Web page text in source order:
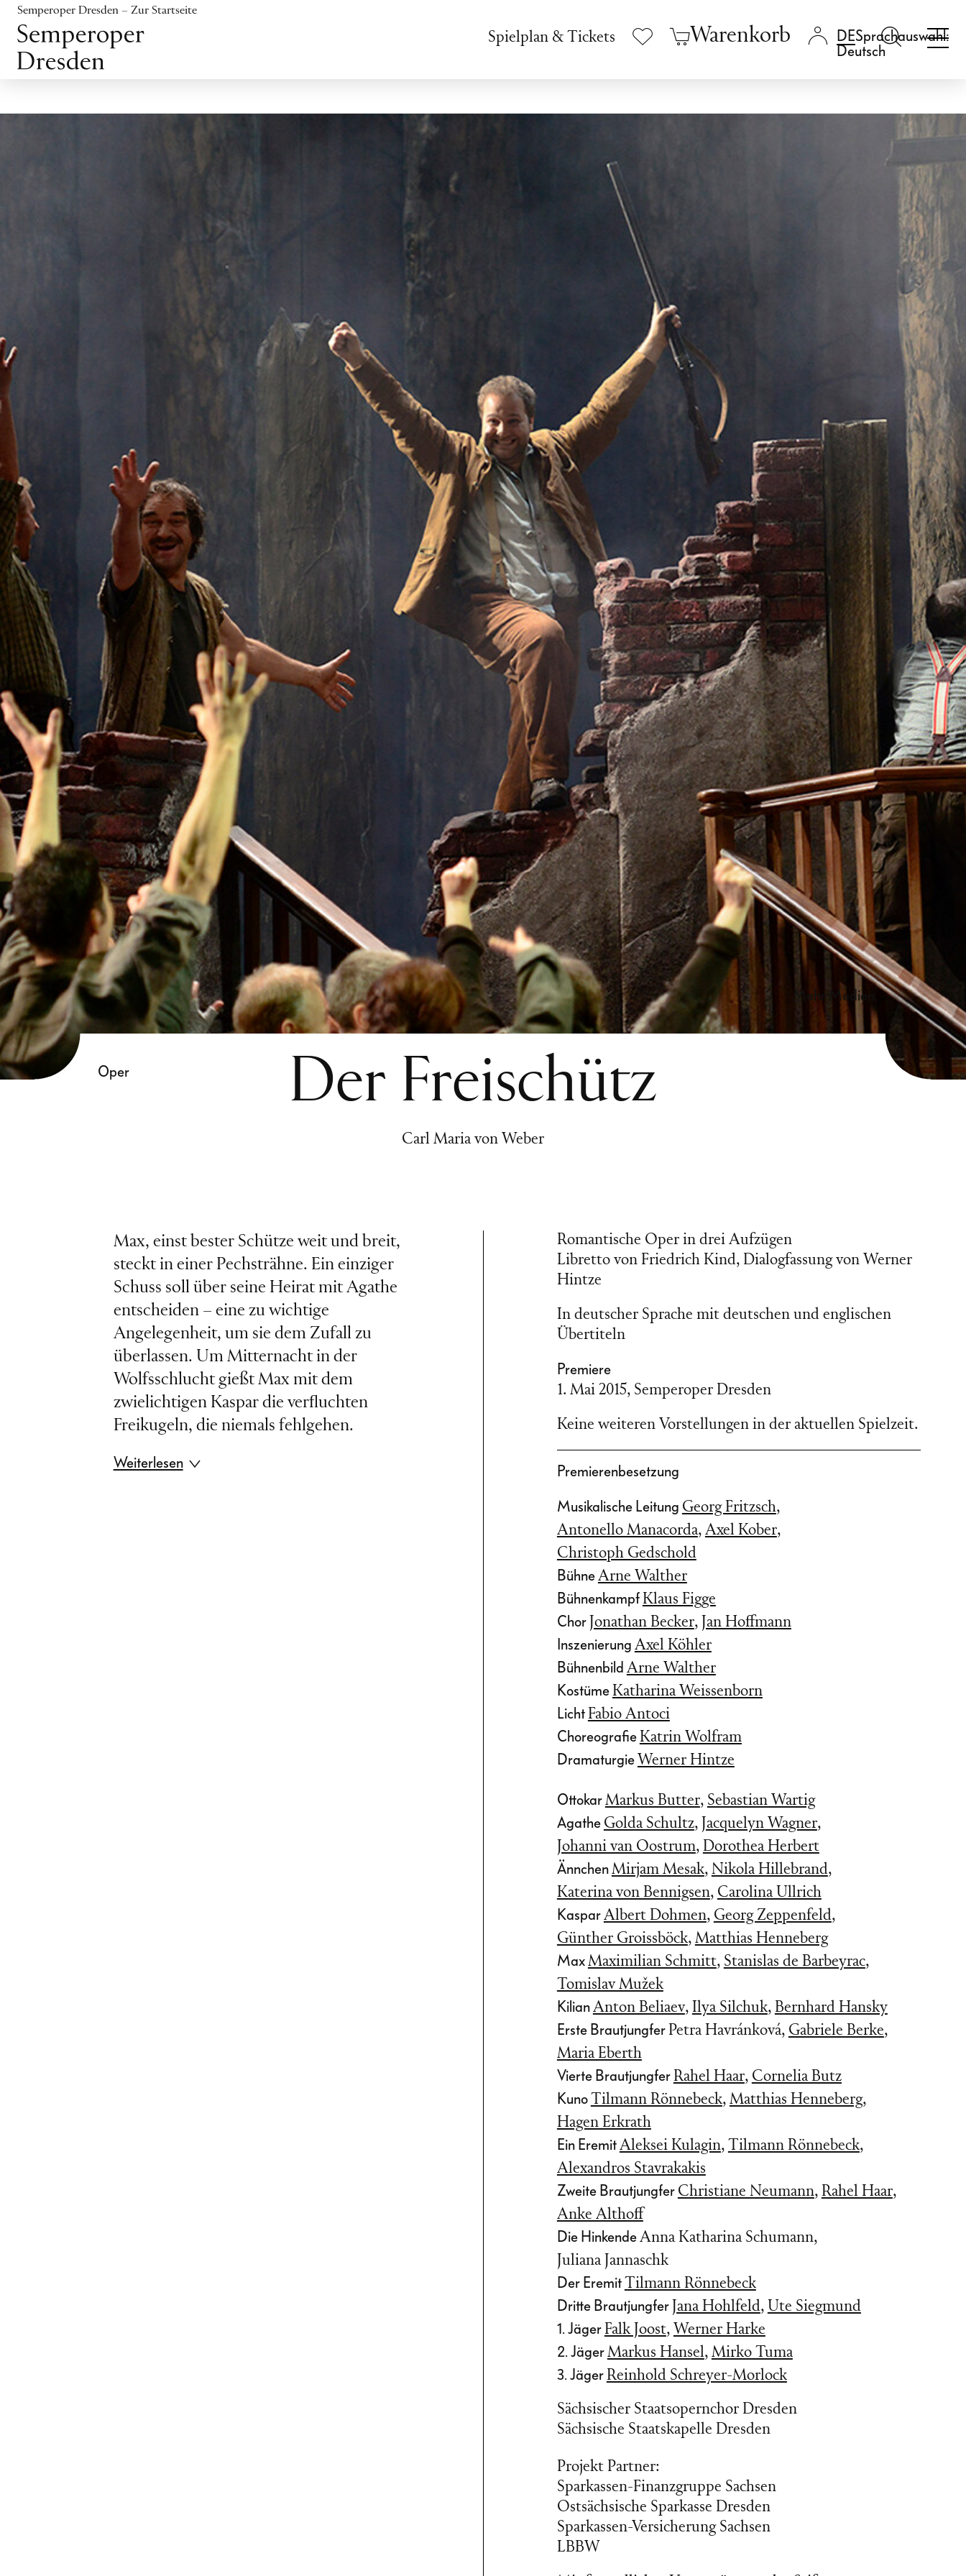
Inhalt anspringen
Fußbereich anspringen
Semperoper Dresden – Zur Startseite
Spielplan & Tickets Warenkorb
Sprachauswahl:
Deutsch
mehr Medien
Oper Der Freischütz
Carl Maria von Weber
Max, einst bester Schütze weit und breit,
steckt in einer Pechsträhne. Ein einziger
Schuss soll über seine Heirat mit Agathe
entscheiden – eine zu wichtige
Angelegenheit, um sie dem Zufall zu
überlassen. Um Mitternacht in der
Wolfsschlucht gießt Max mit dem
zwielichtigen Kaspar die verfluchten
Freikugeln, die niemals fehlgehen.
Weiterlesen
Romantische Oper in drei Aufzügen
Libretto von Friedrich Kind, Dialogfassung von Werner
Hintze
In deutscher Sprache mit deutschen und englischen
Übertiteln
Premiere
1. Mai 2015, Semperoper Dresden
Keine weiteren Vorstellungen in der aktuellen Spielzeit.
Premierenbesetzung
Musikalische Leitung Georg Fritzsch,
Antonello Manacorda, Axel Kober,
Christoph Gedschold
BühneArne Walther
BühnenkampfKlaus Figge
Chor Jonathan Becker, Jan Hoffmann
Inszenierung Axel Köhler
Bühnenbild Arne Walther
KostümeKatharina Weissenborn
LichtFabio Antoci
ChoreografieKatrin Wolfram
Dramaturgie Werner Hintze
OttokarMarkus Butter, Sebastian Wartig
Agathe Golda Schultz, Jacquelyn Wagner,
Johanni van Oostrum, Dorothea Herbert
ÄnnchenMirjam Mesak, Nikola Hillebrand,
Katerina von Bennigsen, Carolina Ullrich
KasparAlbert Dohmen, Georg Zeppenfeld,
Günther Groissböck, Matthias Henneberg
MaxMaximilian Schmitt, Stanislas de Barbeyrac,
Tomislav Mužek
KilianAnton Beliaev, Ilya Silchuk, Bernhard Hansky
Erste BrautjungferPetra Havránková, Gabriele Berke,
Maria Eberth
Vierte BrautjungferRahel Haar, Cornelia Butz
KunoTilmann Rönnebeck, Matthias Henneberg,
Hagen Erkrath
Ein EremitAleksei Kulagin, Tilmann Rönnebeck,
Alexandros Stavrakakis
Zweite Brautjungfer Christiane Neumann, Rahel Haar,
Anke Althoff
Die HinkendeAnna Katharina Schumann,
Juliana Jannaschk
Der EremitTilmann Rönnebeck
Dritte Brautjungfer Jana Hohlfeld, Ute Siegmund
1. JägerFalk Joost, Werner Harke
2. JägerMarkus Hansel, Mirko Tuma
3. JägerReinhold Schreyer-Morlock
Sächsischer Staatsopernchor Dresden
Sächsische Staatskapelle Dresden
Projekt Partner:
Sparkassen-Finanzgruppe Sachsen
Ostsächsische Sparkasse Dresden
Sparkassen-Versicherung Sachsen
LBBW